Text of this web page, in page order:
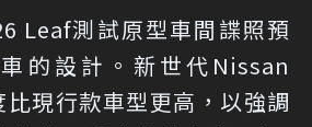
Leaf測試原型車間諜照預
的設計。新世代Nissan
現行款車型更高，以強調